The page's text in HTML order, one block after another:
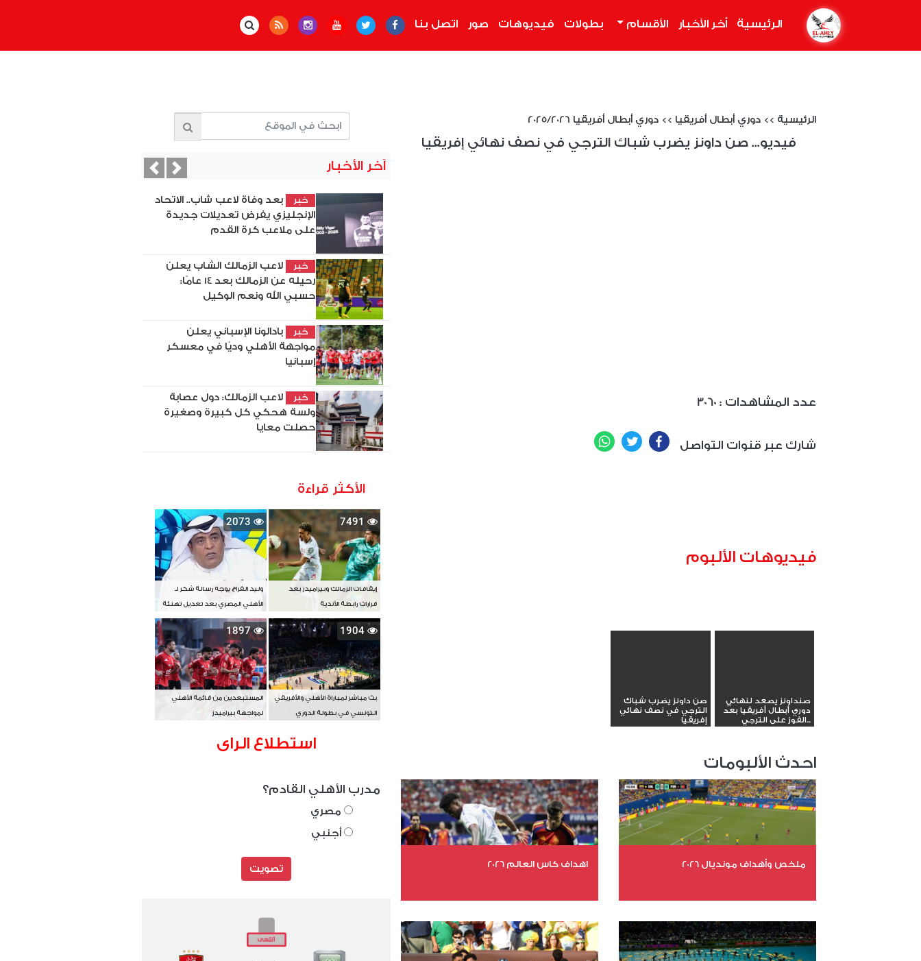
الرئيسية أخر الأخبار الأقسام بطولات فيديوهات صور اتصل بنا
الرئيسية >> دوري أبطال أفريقيا >> دوري أبطال أفريقيا 2025/2026
فيديو... صن داونز يضرب شباك الترجي في نصف نهائي إفريقيا
3060 : عدد المشاهدات
شارك عبر قنوات التواصل Facebook
Twitter
WhatsApp
فيديوهات الألبوم
صنداونز يصعد لنهائي
دوري أبطال أفريقيا بعد
الفوز على الترجي...
صن داونز يضرب شباك
الترجي في نصف نهائي
إفريقيا
احدث الألبومات
ملخص وأهداف مونديال 2026
عدد المشاهدات 5092
اهداف كاس العالم 2026
عدد المشاهدات 2003
آخر الأخبار
خبر
بعد وفاة لاعب شاب.. الاتحاد
الإنجليزي يفرض تعديلات جديدة
على ملاعب كرة القدم
خبر
لاعب الزمالك الشاب يعلن
رحيله عن الزمالك بعد 14 عامًا:
حسبي الله ونعم الوكيل
خبر
بادالونا الإسباني يعلن
مواجهة الأهلي وديًا في معسكر
إسبانيا
خبر
لاعب الزمالك: دول عصابة
ولسة هحكي كل كبيرة وصغيرة
حصلت معايا
PreviousNext
الأكثر قراءة
7491
إيقافات الزمالك وبيراميدز بعد
قرارات رابطة الأندية
2073
وليد الفراج يوجه رسالة شكر لـ
الأهلي المصري بعد تعديل تهنئة
بطل آسيا
1904
بث مباشر لمباراة الأهلي والأفريقي
التونسي في بطولة الدوري
1897
المستبعدين من قائمة الأهلي
لمواجهة بيراميدز
استطلاع الراى
مدرب الأهلي القادم؟
مصري
أجنبي
تصويت